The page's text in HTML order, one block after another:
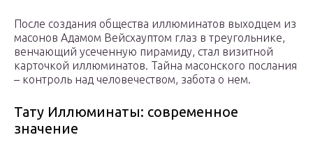
После создания общества иллюминатов выходцем из
масонов Адамом Вейсхауптом глаз в треугольнике,
венчающий усеченную пирамиду, стал визитной
карточкой иллюминатов. Тайна масонского послания
– контроль над человечеством, забота о нем.
Тату Иллюминаты: современное
значение